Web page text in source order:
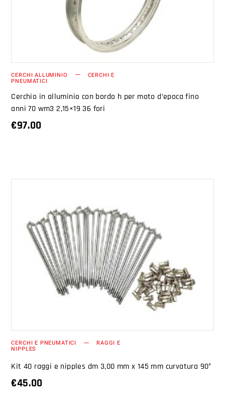
CERCHI ALLUMINIO CERCHI E
PNEUMATICI
Cerchio in alluminio con bordo h per moto d’epoca fino
anni 70 wm3 2,15×19 36 fori
€97.00
AGGIUNGI AL CARRELLO
CERCHI E PNEUMATICI RAGGI E
NIPPLES
Kit 40 raggi e nipples dm 3,00 mm x 145 mm curvatura 90°
€45.00